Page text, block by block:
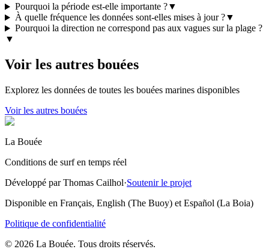
Pourquoi la période est-elle importante ?▼
À quelle fréquence les données sont-elles mises à jour ?▼
Pourquoi la direction ne correspond pas aux vagues sur la plage ?
▼
Voir les autres bouées
Explorez les données de toutes les bouées marines disponibles
Voir les autres bouées
La Bouée
Conditions de surf en temps réel
Développé par Thomas Cailhol·Soutenir le projet
Disponible en Français, English (The Buoy) et Español (La Boia)
Politique de confidentialité
© 2026 La Bouée. Tous droits réservés.